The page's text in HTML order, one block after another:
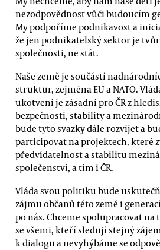
nezodpovědnost vůči budoucím
My podpoříme podnikavost a
že jen podnikatelský sektor je
společnosti, ne stát.
Naše země je součástí
struktur, zejména EU a NATO.
ukotvení je zásadní pro ČR z
bezpečnosti, stability a
bude tyto svazky dále rozvíjet a
participovat na projektech, které
předvídatelnost a stabilitu
společenství, a tím i ČR.
Vláda svou politiku bude
zájmu občanů této země i
po nás. Chceme spolupracovat
se všemi, kteří sledují stejný
k dialogu a nevyhýbáme se